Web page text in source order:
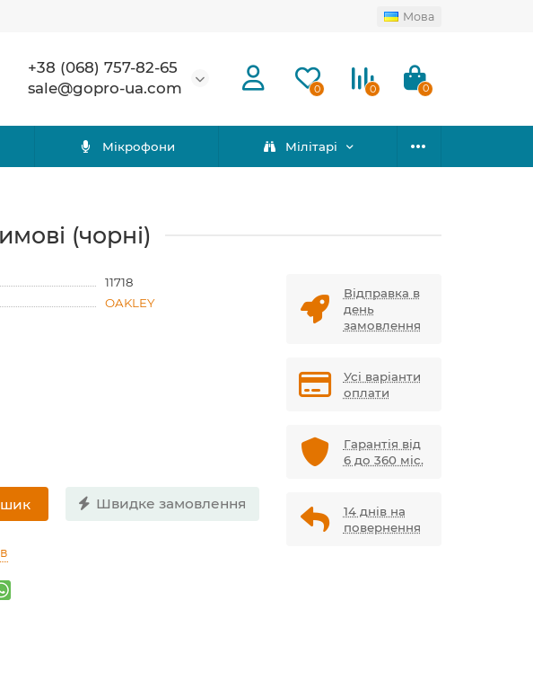
Мова
+38 (068) 757-82-65
sale@gopro-ua.com
0 0 0
Мікрофони Мілітарі
(чорні)
11718
OAKLEY
Швидке замовлення
Відправка в
день
замовлення
Усі варіанти
оплати
Гарантія від
6 до 360 міс.
14 днів на
повернення